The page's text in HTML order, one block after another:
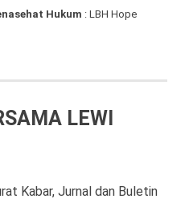
Hukum : LBH Hope
LEWI
Kabar, Jurnal dan Buletin